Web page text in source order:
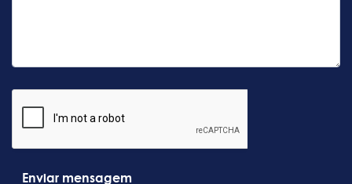
Enviar mensagem